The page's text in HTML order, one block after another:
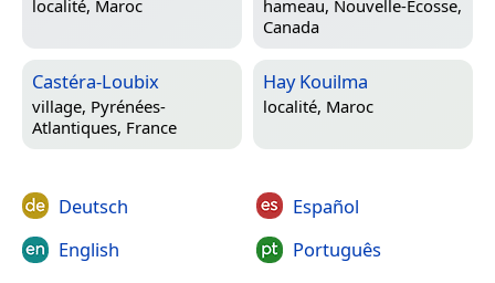
localité, Maroc hameau, Nouvelle-Écosse,
Canada
Castéra-Loubix
village, Pyrénées-
Atlantiques, France
Hay Kouilma
localité, Maroc
Deutsch
English
Español
Português